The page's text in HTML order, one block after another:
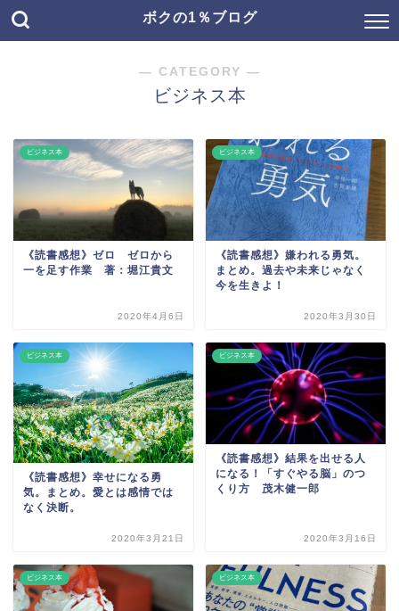
ボクの1％ブログ
― CATEGORY ―
ビジネス本
ビジネス本
《読書感想》ゼロ ゼロから
一を足す作業 著：堀江貴文
2020年4月6日
ビジネス本
《読書感想》嫌われる勇気。
まとめ。過去や未来じゃなく
今を生きよ！
2020年3月30日
ビジネス本
《読書感想》幸せになる勇
気。まとめ。愛とは感情では
なく決断。
2020年3月21日
ビジネス本
《読書感想》結果を出せる人
になる！「すぐやる脳」のつ
くり方 茂木健一郎
2020年3月16日
ビジネス本 ビジネス本